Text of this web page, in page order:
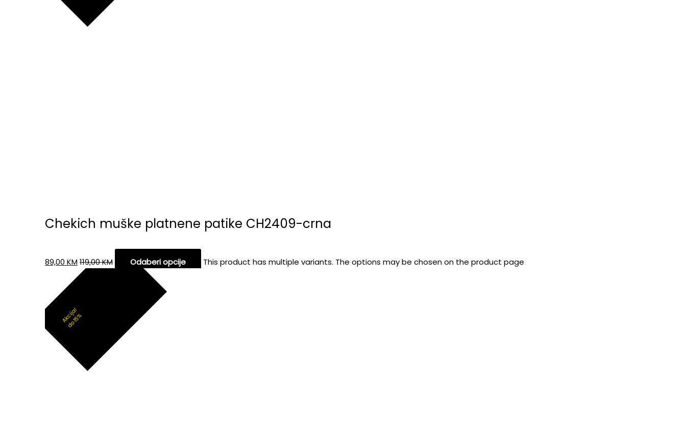
Chekich muške platnene patike CH2409-crna
89,00 KM119,00KM Odaberi opcije This product has multiple variants. The options may be chosen on the product page
Akcija!
do 15%